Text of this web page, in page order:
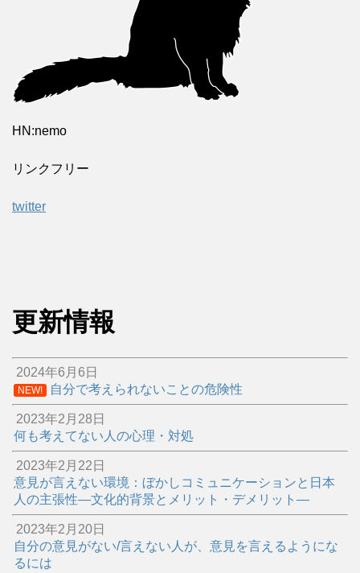
HN:nemo
リンクフリー
twitter
更新情報
2024年6月6日
NEW! 自分で考えられないことの危険性
2023年2月28日
何も考えてない人の心理・対処
2023年2月22日
意見が言えない環境：ぼかしコミュニケーションと日本
人の主張性―文化的背景とメリット・デメリット―
2023年2月20日
自分の意見がない/言えない人が、意見を言えるようにな
るには